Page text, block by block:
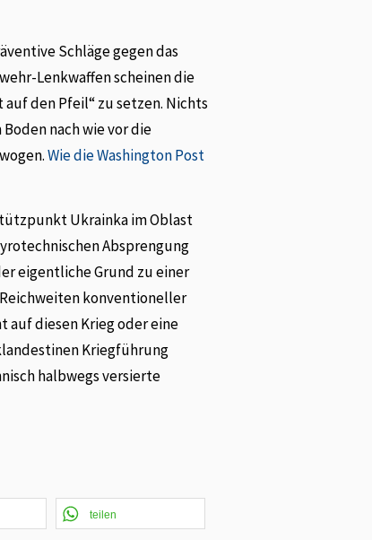
Schläge gegen das
Lenkwaffen scheinen die
den Pfeil“ zu setzen. Nichts
nach wie vor die
Wie die Washington Post
Ukrainka im Oblast
Absprengung
eigentliche Grund zu einer
konventioneller
diesen Krieg oder eine
Kriegführung
halbwegs versierte
teilen